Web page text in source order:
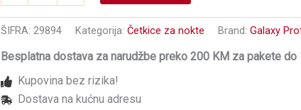
tehniku
Oval
dlaka
količina
ŠIFRA: 29894 Kategorija: Četkice za nokte Brand: Galaxy
Besplatna dostava za narudžbe preko 200 KM za pakete do
Kupovina bez rizika!
Dostava na kućnu adresu